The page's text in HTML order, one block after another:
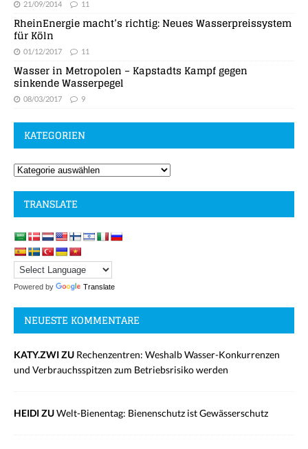
21/09/2014 11
RheinEnergie macht’s richtig: Neues Wasserpreissystem
für Köln
01/12/2017 11
Wasser in Metropolen – Kapstadts Kampf gegen
sinkende Wasserpegel
08/03/2017 9
KATEGORIEN
TRANSLATE
Powered by Translate
NEUESTE KOMMENTARE
KATY.ZWI ZU Rechenzentren: Weshalb Wasser-Konkurrenzen
und Verbrauchsspitzen zum Betriebsrisiko werden
HEIDI ZUWelt-Bienentag: Bienenschutz ist Gewässerschutz